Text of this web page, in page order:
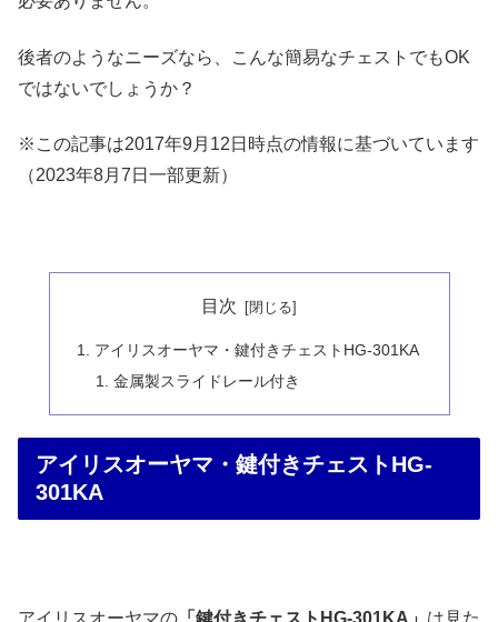
後者のようなニーズなら、こんな簡易なチェストでもOK
ではないでしょうか？
※この記事は2017年9月12日時点の情報に基づいています
（2023年8月7日一部更新）
目次
アイリスオーヤマ・鍵付きチェストHG-301KA
金属製スライドレール付き
アイリスオーヤマ・鍵付きチェストHG-
301KA